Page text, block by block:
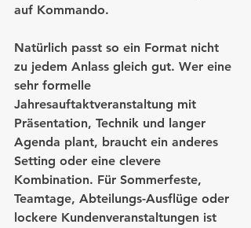
auf Kommando.
Natürlich passt so ein Format nicht
zu jedem Anlass gleich gut. Wer eine
sehr formelle
Jahresauftaktveranstaltung mit
Präsentation, Technik und langer
Agenda plant, braucht ein anderes
Setting oder eine clevere
Kombination. Für Sommerfeste,
Teamtage, Abteilungs-Ausflüge oder
lockere Kundenveranstaltungen ist